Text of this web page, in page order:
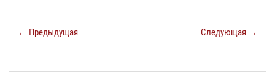
← Предыдущая Следующая →